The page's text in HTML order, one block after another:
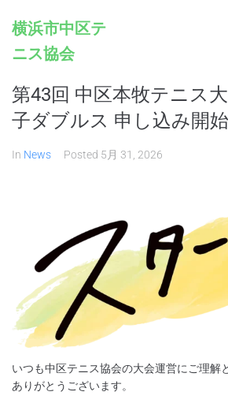
横浜市中区テ
ニス協会
第43回 中区本牧テニス
子ダブルス 申し込み開始
In News Posted 5月 31, 2026
いつも中区テニス協会の大会運営にご理解
ありがとうございます。